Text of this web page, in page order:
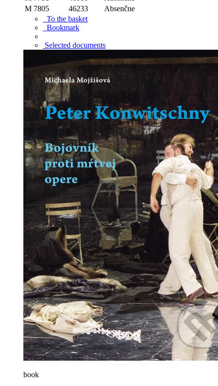
M 7805
46233
Absenčne
To the basket
Bookmark
Selected documents
book